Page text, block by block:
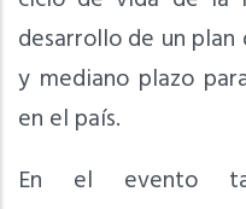
desarrollo de un
y mediano plazo
en el país.
En el evento